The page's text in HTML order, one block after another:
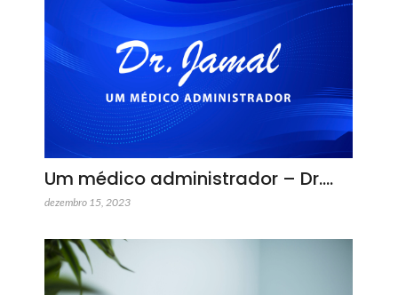
Um médico administrador – Dr.…
dezembro 15, 2023